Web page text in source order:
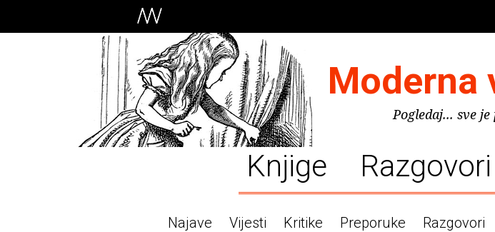
Moderna
Pogledaj... sve
Knjige Razgovori
Najave Vijesti Kritike Preporuke Razgovori